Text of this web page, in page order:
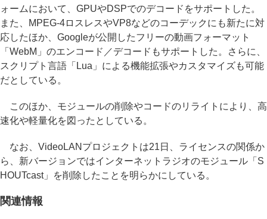
ォームにおいて、GPUやDSPでのデコードをサポートした。
また、MPEG-4ロスレスやVP8などのコーデックにも新たに対
応したほか、Googleが公開したフリーの動画フォーマット
「WebM」のエンコード／デコードもサポートした。さらに、
スクリプト言語「Lua」による機能拡張やカスタマイズも可能
だとしている。
このほか、モジュールの削除やコードのリライトにより、高
速化や軽量化を図ったとしている。
なお、VideoLANプロジェクトは21日、ライセンスの関係か
ら、新バージョンではインターネットラジオのモジュール「S
HOUTcast」を削除したことを明らかにしている。
関連情報